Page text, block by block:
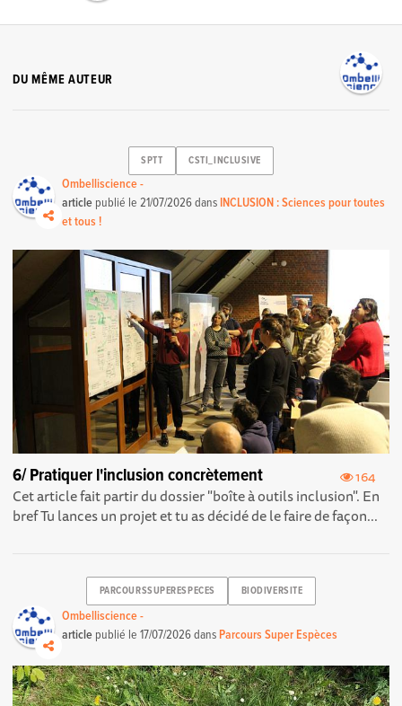
DU MÊME AUTEUR
SPTT CSTI_INCLUSIVE
Ombelliscience -
article publié le21/07/2026dans INCLUSION : Sciences pour toutes
et tous !
164
6/ Pratiquer l'inclusion concrètement
Cet article fait partir du dossier "boîte à outils inclusion". En
bref Tu lances un projet et tu as décidé de le faire de façon...
PARCOURSSUPERESPECES BIODIVERSITE
Ombelliscience -
article publié le17/07/2026dans Parcours Super Espèces